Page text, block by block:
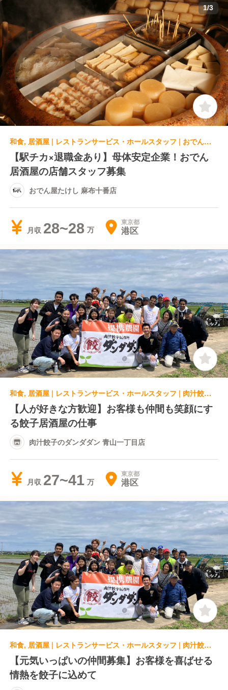
1/3
和食, 居酒屋 | レストランサービス・ホールスタッフ | おでん屋たけし 麻布十番店
【駅チカ×退職金あり】母体安定企業！おでん
居酒屋の店舗スタッフ募集
おでん屋たけし 麻布十番店
月収 28~28 東京都
港区
和食, 居酒屋 | レストランサービス・ホールスタッフ | 肉汁餃子のダンダダン 青山一丁目店
【人が好きな方歓迎】お客様も仲間も笑顔にす
る餃子居酒屋の仕事
肉汁餃子のダンダダン 青山一丁目店
月収 27~41 東京都
港区
和食, 居酒屋 | レストランサービス・ホールスタッフ | 肉汁餃子のダンダダン 赤坂店
【元気いっぱいの仲間募集】お客様を喜ばせる
情熱を餃子に込めて